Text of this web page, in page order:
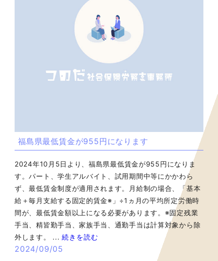
福島県最低賃金が955円になります
2024年10月5日より、福島県最低賃金が955円になりま
す。パート、学生アルバイト、試用期間中等にかかわら
ず、最低賃金制度が適用されます。月給制の場合、「基本
給＋毎月支給する固定的賃金※」÷1ヵ月の平均所定労働時
間が、最低賃金額以上になる必要があります。※固定残業
手当、精皆勤手当、家族手当、通勤手当は計算対象から除
外します。 ... 続きを読む
2024/09/05